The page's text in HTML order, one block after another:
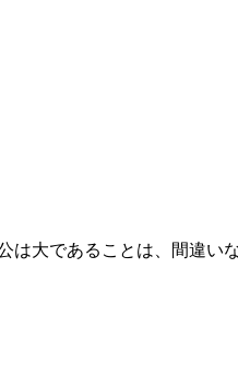
大であることは、間違